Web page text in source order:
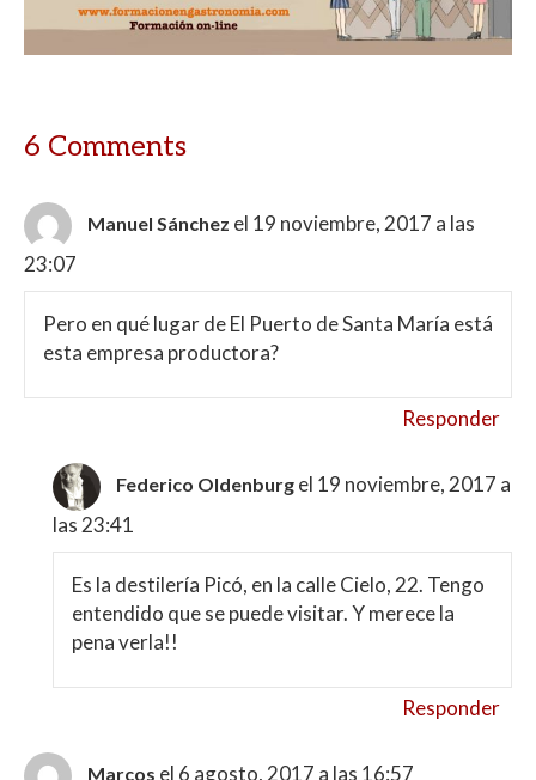
6 Comments
Manuel Sánchez el 19 noviembre, 2017 a las
23:07
Pero en qué lugar de El Puerto de Santa María está
esta empresa productora?
Responder
Federico Oldenburg el 19 noviembre, 2017 a
las 23:41
Es la destilería Picó, en la calle Cielo, 22. Tengo
entendido que se puede visitar. Y merece la
pena verla!!
Responder
Marcos el 6 agosto, 2017 a las 16:57